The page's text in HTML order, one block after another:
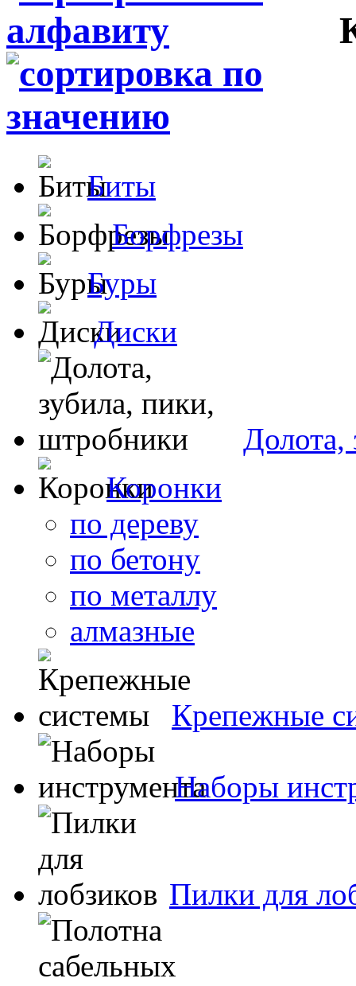
Биты
Борфрезы
Буры
Диски
Долота,
Коронки
по дереву
по бетону
по металлу
алмазные
Крепежные
Наборы
Пилки для